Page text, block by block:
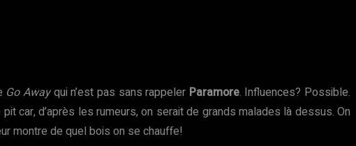
Go Awayqui n’est pas sans rappeler Paramore. Influences? Possible.
car, d’après les rumeurs, on serait de grands malades là dessus. On
montre de quel bois on se chauffe!